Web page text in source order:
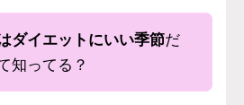
ダイエットにいい季節だ
知ってる？